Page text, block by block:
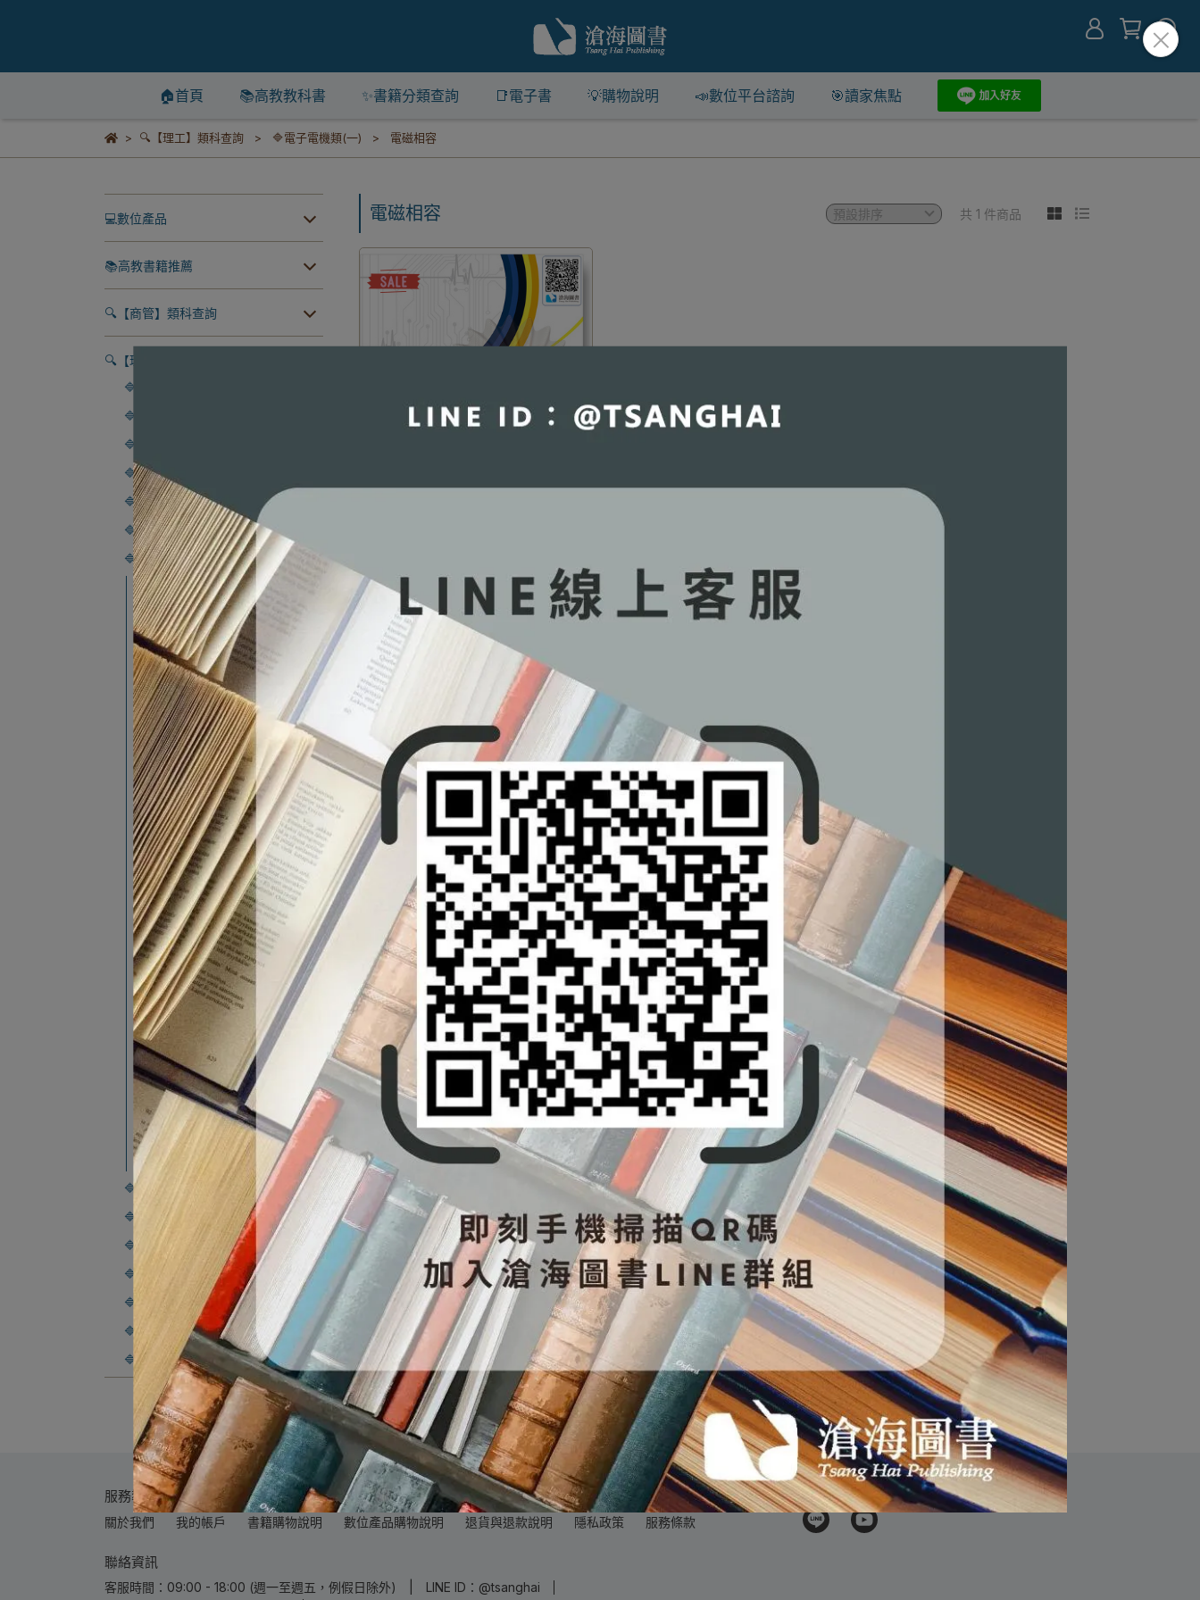
🏠首頁 📚高教教科書 ✨書籍分類查詢 📑電子書 💡購物說明 📣數位平台諮詢 🎯讀家焦點
🔍【理工】類科查詢 🔷電子電機類(一) 電磁相容
💻數位產品
📚高教書籍推薦
🔍【商管】類科查詢
🔍【理工】類科查詢
🔷數學類
🔷統計類(理工)
🔷物理類
🔷化學化工類
🔷電腦資工類
🔷工業工程類
🔷電子電機類(一)
電子電機類
電路學
電子學
電機工程
數位邏輯設計
數位訊號處理
訊號處理單晶片
影像處理
訊號與系統
通訊系統
行動通訊
電磁學(偏電子電機)
電磁學(偏物理)
光纖通訊
射頻微波電路
天線
電磁相容
微波工程
光學(偏電子電機)
光電工程
控制系統
數位控制
回授控制
🔷電子電機類(二)
🔷機械工程類
🔷航空工程類
🔷土木工程類
🔷環境工程類
🔷生命科學類
🔷其他(理工)
電磁相容 共 1 件商品
⛔書籍商品一經拆除膠膜，除非瑕疵換
書不提供退貨與退款
✅訂購數量5本以上另有優惠，請洽
電磁相容分析與設計：從PI與SI根因
探討 [林漢年著] 9789865647735
NT$684
服務導覽
關於我們 我的帳戶 書籍購物說明 數位產品購物說明 退貨與退款說明 隱私政策 服務條款
聯絡資訊
客服時間：09:00 - 18:00 (週一至週五，例假日除外) | LINE ID：@tsanghai